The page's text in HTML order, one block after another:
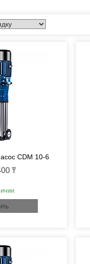
CDM 10-6
₸